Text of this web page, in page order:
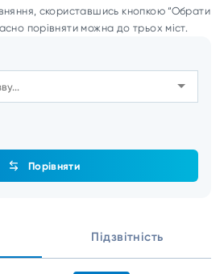
скориставшись кнопкою “Обрати
порівняти можна до трьох міст.
Порівняти
Підзвітність